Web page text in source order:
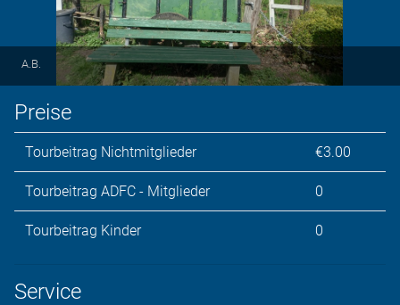
A.B.
Preise
Tourbeitrag Nichtmitglieder €3.00
Tourbeitrag ADFC - Mitglieder 0
Tourbeitrag Kinder 0
Service